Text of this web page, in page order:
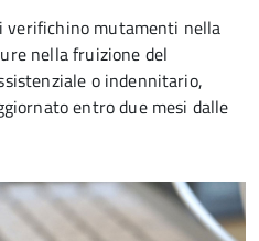
verifichino mutamenti nella
nella fruizione del
o indennitario,
entro due mesi dalle